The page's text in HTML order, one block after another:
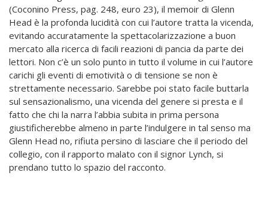
(Coconino Press, pag. 248, euro 23), il memoir di Glenn
Head è la profonda lucidità con cui l’autore tratta la vicenda,
evitando accuratamente la spettacolarizzazione a buon
mercato alla ricerca di facili reazioni di pancia da parte dei
lettori. Non c’è un solo punto in tutto il volume in cui l’autore
carichi gli eventi di emotività o di tensione se non è
strettamente necessario. Sarebbe poi stato facile buttarla
sul sensazionalismo, una vicenda del genere si presta e il
fatto che chi la narra l’abbia subita in prima persona
giustificherebbe almeno in parte l’indulgere in tal senso ma
Glenn Head no, rifiuta persino di lasciare che il periodo del
collegio, con il rapporto malato con il signor Lynch, si
prendano tutto lo spazio del racconto.